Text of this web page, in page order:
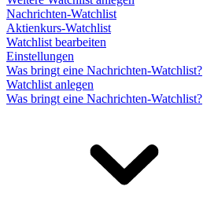
Nachrichten-Watchlist
Aktienkurs-Watchlist
Watchlist bearbeiten
Einstellungen
Was bringt eine Nachrichten-Watchlist?
Watchlist anlegen
Was bringt eine Nachrichten-Watchlist?